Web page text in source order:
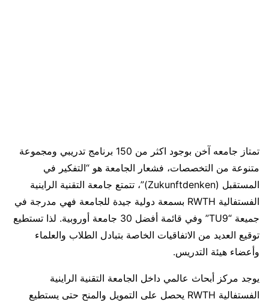
تمتاز جامعه آخن بوجود اكثر من 150 برنامج تدريبي ومجموعة
متنوعة من التخصصات، فشعار الجامعة هو “التفكير في
المستقبل (Zukunftdenken)”، تتمتع جامعة التقنية الراينية
الفستفالية RWTH بسمعة دولية جيدة للجامعة فهي مدرجة في
جميعة “TU9” وفي قائمة أفضل 30 جامعة أوروبية. لذا تستطيع
توقيع العديد من الاتفاقيات الخاصة بتبادل الطلاب والعلماء
وأعضاء هيئة التدريس.
يوجد مركز أبحاث عالمي داخل الجامعة التقنية الراينية
الفستفالية RWTH يحصل على التمويل والمنح حتى يستطيع